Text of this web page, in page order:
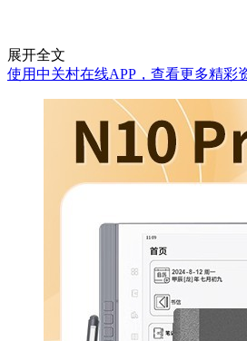
展开全文
使用中关村在线APP，查看更多精彩